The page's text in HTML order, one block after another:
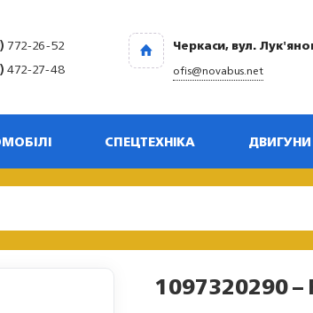
772-26-52
472-27-48
Черкаси, вул.
ofis@novabus.net
СПЕЦТЕХНІКА ДВИГУНИ
1097320290 –